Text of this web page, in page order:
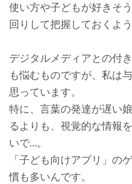
使い方や子どもが好きそ
回りして把握しておくよ
デジタルメディアとの付
も悩むものですが、私は
思っています。
特に、言葉の発達が遅い
るよりも、視覚的な情報
いで…。
「子ども向けアプリ」の
慣も多いんです。